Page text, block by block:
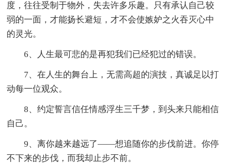
度，往往受制于物外，失去许多乐趣。只有承认自己较
弱的一面，才能扬长避短，才不会使嫉妒之火吞灭心中
的灵光。
6、人生最可悲的是再犯我们已经犯过的错误。
7、在人生的舞台上，无需高超的演技，真诚足以打
动每一位观众。
8、约定誓言信任情感浮生三千梦，到头来只能相信
自己。
9、离你越来越远了——想追随你的步伐前进。你停
不下来的步伐，而我却止步不前。